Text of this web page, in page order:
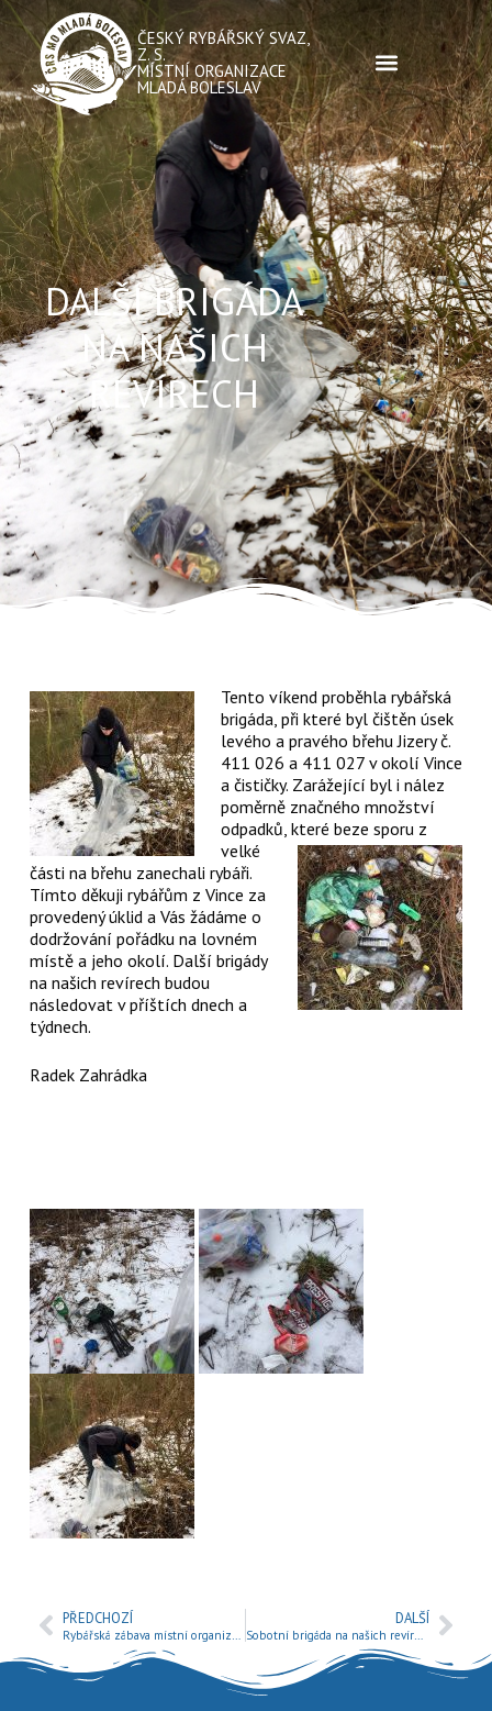
ČESKÝ RYBÁŘSKÝ SVAZ,
Z. S.
MÍSTNÍ ORGANIZACE
MLADÁ BOLESLAV
DALŠÍ BRIGÁDA
NA NAŠICH
REVÍRECH
Tento víkend proběhla rybářská
brigáda, při které byl čištěn úsek
levého a pravého břehu Jizery č.
411 026 a 411 027 v okolí Vince
a čističky. Zarážející byl i nález
poměrně značného množství
odpadků, které beze sporu z
velké
části na břehu zanechali rybáři.
Tímto děkuji rybářům z Vince za
provedený úklid a Vás žádáme o
dodržování pořádku na lovném
místě a jeho okolí. Další brigády
na našich revírech budou
následovat v příštích dnech a
týdnech.
Radek Zahrádka
PŘEDCHOZÍ
Rybářská zábava místní organizace
DALŠÍ
Sobotní brigáda na našich revírech